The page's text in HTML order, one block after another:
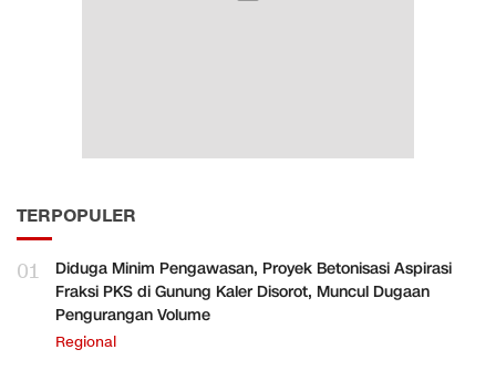
TERPOPULER
01
Diduga Minim Pengawasan, Proyek Betonisasi Aspirasi
Fraksi PKS di Gunung Kaler Disorot, Muncul Dugaan
Pengurangan Volume
Regional